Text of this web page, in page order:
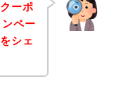
ーポ
ペー
シェ